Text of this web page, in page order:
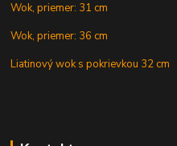
Wok, priemer: 31 cm
Wok, priemer: 36 cm
Liatinový wok s pokrievkou 32 cm